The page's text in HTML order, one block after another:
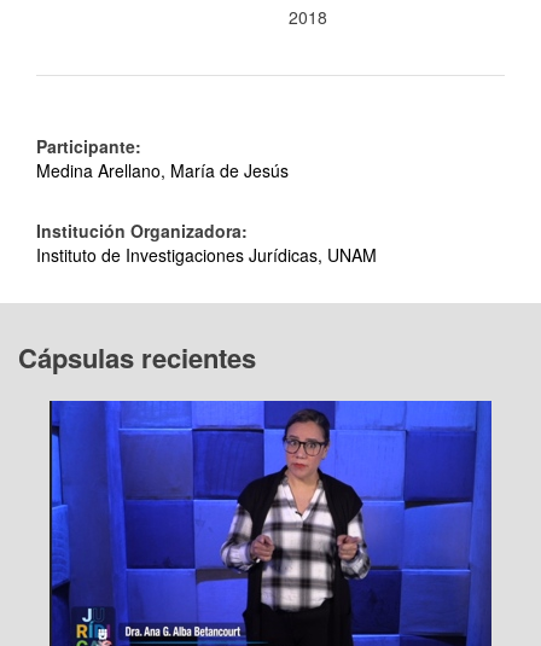
2018
Participante:
Medina Arellano, María de Jesús
Institución Organizadora:
Instituto de Investigaciones Jurídicas, UNAM
Cápsulas recientes